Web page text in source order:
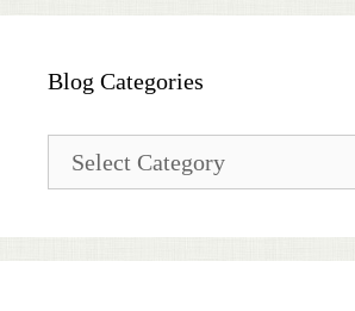
Blog Categories
Categories